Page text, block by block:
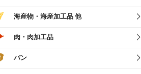
海産物・海産加工品 他
肉・肉加工品
パン